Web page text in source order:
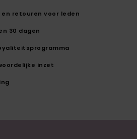
retouren voor leden
30 dagen
inzet